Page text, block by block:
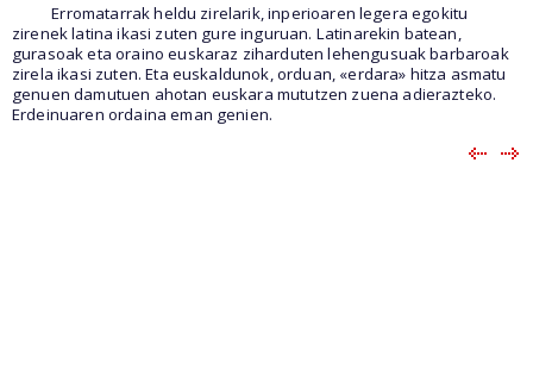
Erromatarrak heldu zirelarik, inperioaren legera egokitu
zirenek latina ikasi zuten gure inguruan. Latinarekin batean,
gurasoak eta oraino euskaraz ziharduten lehengusuak barbaroak
zirela ikasi zuten. Eta euskaldunok, orduan, «erdara» hitza asmatu
genuen damutuen ahotan euskara mututzen zuena adierazteko.
Erdeinuaren ordaina eman genien.